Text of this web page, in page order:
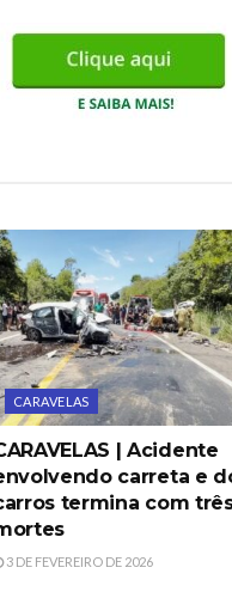
CARAVELAS
| Acidente
carreta e
termina com
3 DE FEVEREIRO DE 2026